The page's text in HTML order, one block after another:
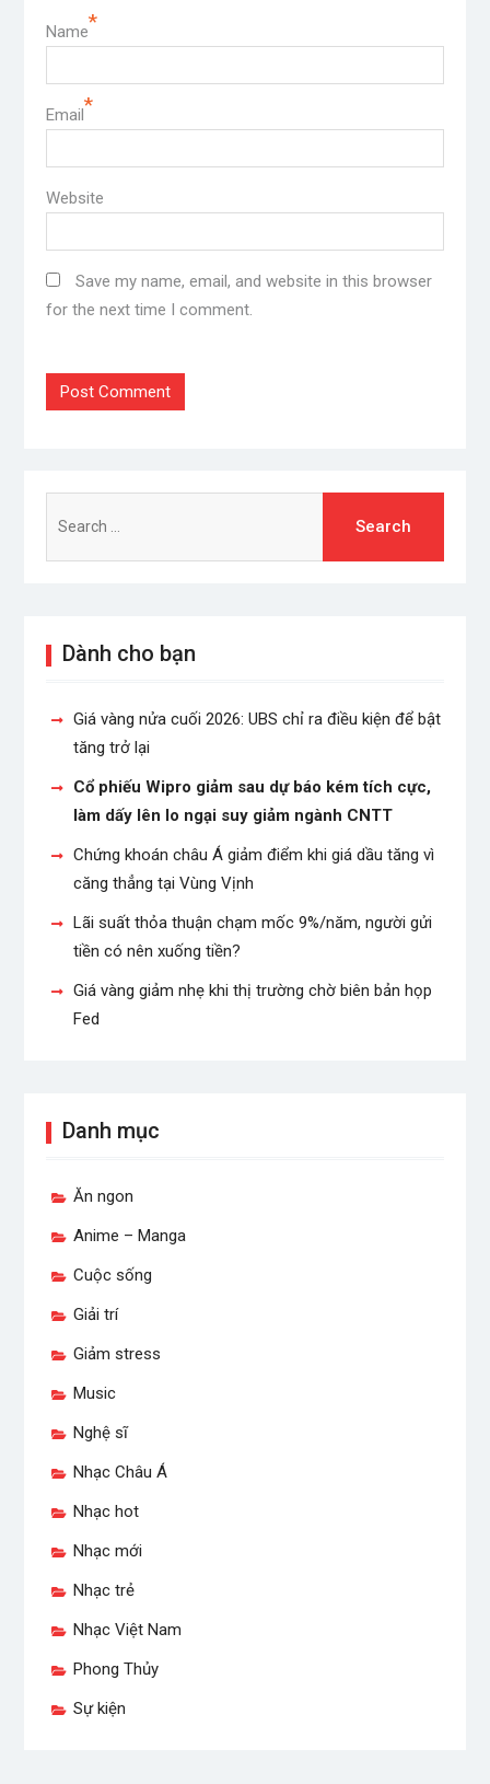
Name*
Email*
Website
Save my name, email, and website in this browser
for the next time I comment.
for:
Dành cho bạn
Giá vàng nửa cuối 2026: UBS chỉ ra điều kiện để bật
tăng trở lại
Cổ phiếu Wipro giảm sau dự báo kém tích cực,
làm dấy lên lo ngại suy giảm ngành CNTT
Chứng khoán châu Á giảm điểm khi giá dầu tăng vì
căng thẳng tại Vùng Vịnh
Lãi suất thỏa thuận chạm mốc 9%/năm, người gửi
tiền có nên xuống tiền?
Giá vàng giảm nhẹ khi thị trường chờ biên bản họp
Fed
Danh mục
Ăn ngon
Anime – Manga
Cuộc sống
Giải trí
Giảm stress
Music
Nghệ sĩ
Nhạc Châu Á
Nhạc hot
Nhạc mới
Nhạc trẻ
Nhạc Việt Nam
Phong Thủy
Sự kiện